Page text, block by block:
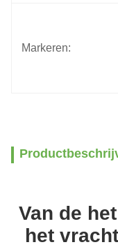
Markeren:
Van de
het